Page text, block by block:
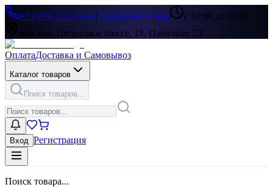
+7 (499) 322-33-86|Перезвоните мне
с 10:00 до 19:00
Москва, Пятницкое шоссе, 18, Павильон 73
ОплатаДоставка и Самовывоз
Каталог товаров
Поиск товаров...
Вход Регистрация
Поиск товара...